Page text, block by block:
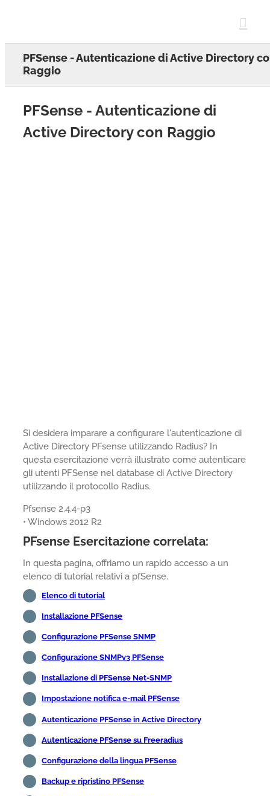
PFSense - Autenticazione di Active Directory
Raggio
PFSense - Autenticazione di
Active Directory con Raggio
Si desidera imparare a configurare l'autenticazione di
Active Directory PFsense utilizzando Radius? In
questa esercitazione verrà illustrato come autenticare
gli utenti PFSense nel database di Active Directory
utilizzando il protocollo Radius.
Pfsense 2.4.4-p3
• Windows 2012 R2
PFsense Esercitazione correlata:
In questa pagina, offriamo un rapido accesso a un
elenco di tutorial relativi a pfSense.
Elenco di tutorial
Installazione PFSense
Configurazione PFSense SNMP
Configurazione SNMPv3 PFSense
Installazione di PFSense Net-SNMP
Impostazione notifica e-mail PFSense
Autenticazione PFSense in Active Directory
Autenticazione PFSense su Freeradius
Configurazione della lingua PFSense
Backup e ripristino PFSense